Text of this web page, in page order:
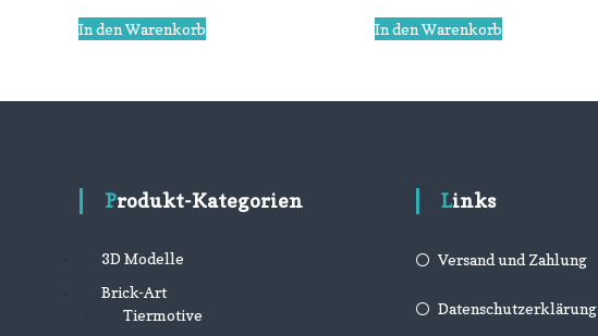
In den Warenkorb In den Warenkorb
Produkt-Kategorien
3D Modelle
Brick-Art
Tiermotive
Links
Versand und Zahlung
Datenschutzerklärung